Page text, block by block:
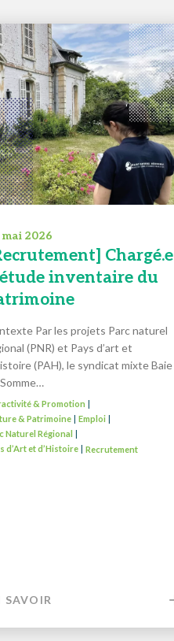
mai 2026
Chargé.e
inventaire du
Par les projets Parc naturel
(PNR) et Pays d’art et
(PAH), le syndicat mixte Baie
& Promotion
& Patrimoine
Emploi
Naturel Régional
d’Art et d’Histoire |Recrutement
SAVOIR